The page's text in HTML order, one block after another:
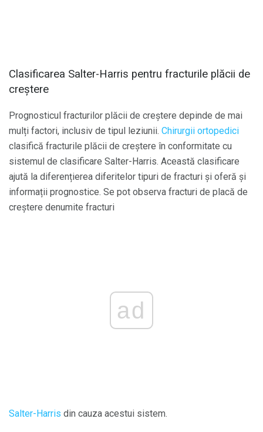
Clasificarea Salter-Harris pentru fracturile plăcii de
creștere
Prognosticul fracturilor plăcii de creștere depinde de mai
mulți factori, inclusiv de tipul leziunii. Chirurgii ortopedici
clasifică fracturile plăcii de creștere în conformitate cu
sistemul de clasificare Salter-Harris. Această clasificare
ajută la diferențierea diferitelor tipuri de fracturi și oferă și
informații prognostice. Se pot observa fracturi de placă de
creștere denumite fracturi
ad
Salter-Harris din cauza acestui sistem.